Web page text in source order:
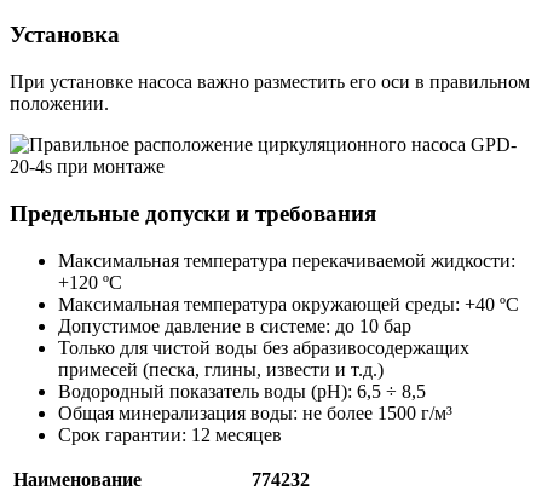
Установка
При установке насоса важно разместить его оси в правильном
положении.
Предельные допуски и требования
Максимальная температура перекачиваемой жидкости:
+120 ºC
Максимальная температура окружающей среды: +40 ºC
Допустимое давление в системе: до 10 бар
Только для чистой воды без абразивосодержащих
примесей (песка, глины, извести и т.д.)
Водородный показатель воды (pH): 6,5 ÷ 8,5
Общая минерализация воды: не более 1500 г/м³
Срок гарантии: 12 месяцев
Наименование
774232